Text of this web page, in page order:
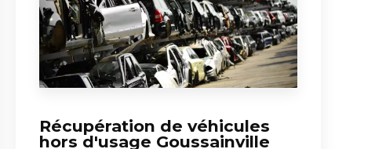
Récupération de véhicules
hors d'usage Goussainville